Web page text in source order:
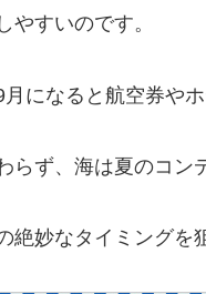
やすいのです。
月になると航空券や
らず、海は夏のコン
絶妙なタイミングを